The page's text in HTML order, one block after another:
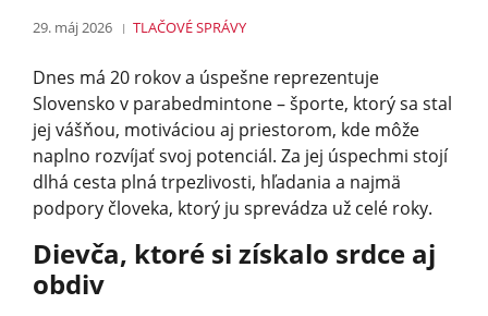
29. máj 2026 TLAČOVÉ SPRÁVY
Dnes má 20 rokov a úspešne reprezentuje
Slovensko v parabedmintone – športe, ktorý sa stal
jej vášňou, motiváciou aj priestorom, kde môže
naplno rozvíjať svoj potenciál. Za jej úspechmi stojí
dlhá cesta plná trpezlivosti, hľadania a najmä
podpory človeka, ktorý ju sprevádza už celé roky.
Dievča, ktoré si získalo srdce aj
obdiv